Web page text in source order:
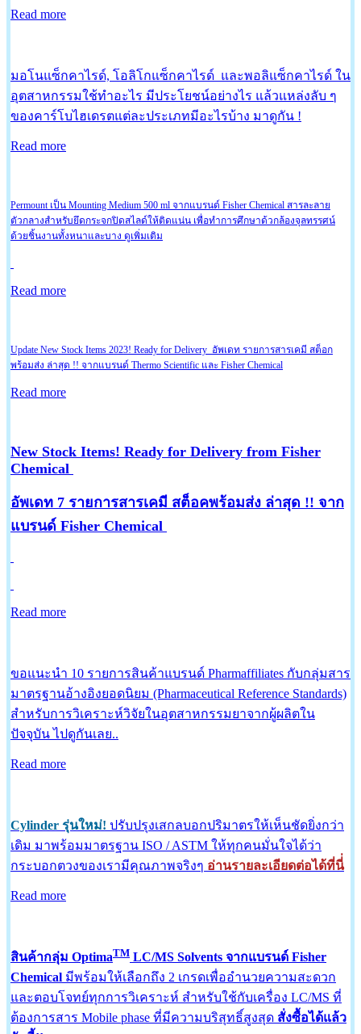
Read more
มอโนแซ็กคาไรด์, โอลิโกแซ็กคาไรด์ และพอลิแซ็กคาไรด์ ใน
อุตสาหกรรมใช้ทำอะไร มีประโยชน์อย่างไร แล้วแหล่งลับ ๆ
ของคาร์โบไฮเดรตแต่ละประเภทมีอะไรบ้าง มาดูกัน !
Read more
Permount เป็น Mounting Medium 500 ml จากแบรนด์ Fisher Chemical สารละลาย
ตัวกลางสำหรับยึดกระจกปิดสไลด์ให้ติดแน่น เพื่อทำการศึกษาด้วกล้องจุลทรรศน์
ด้วยชิ้นงานทั้งหนาและบาง ดูเพิ่มเติม
Read more
Update New Stock Items 2023! Ready for Delivery อัพเดท รายการสารเคมี สต็อก
พร้อมส่ง ล่าสุด !! จากแบรนด์ Thermo Scientific และ Fisher Chemical
Read more
New Stock Items! Ready for Delivery from Fisher
Chemical
อัพเดท 7 รายการสารเคมี สต็อคพร้อมส่ง ล่าสุด !! จาก
แบรนด์ Fisher Chemical
Read more
ขอแนะนำ 10 รายการสินค้าแบรนด์ Pharmaffiliates กับกลุ่มสาร
มาตรฐานอ้างอิงยอดนิยม (Pharmaceutical Reference Standards)
สำหรับการวิเคราะห์วิจัยในอุตสาหกรรมยาจากผู้ผลิตใน
ปัจจุบัน ไปดูกันเลย..
Read more
Cylinder รุ่นใหม่! ปรับปรุงเสกลบอกปริมาตรให้เห็นชัดยิ่งกว่า
เดิม มาพร้อมมาตรฐาน ISO / ASTM ให้ทุกคนมั่นใจได้ว่า
กระบอกตวงของเรามีคุณภาพจริงๆ อ่านรายละเอียดต่อได้ที่นี่่
Read more
สินค้ากลุ่ม OptimaTM LC/MS Solvents จากแบรนด์ Fisher
Chemical มีพร้อมให้เลือกถึง 2 เกรดเพื่ออำนวยความสะดวก
และตอบโจทย์ทุกการวิเคราะห์ สำหรับใช้กับเครื่อง LC/MS ที่
ต้องการสาร Mobile phase ที่มีความบริสุทธิ์สูงสุด สั่งซื้อได้แล้ว